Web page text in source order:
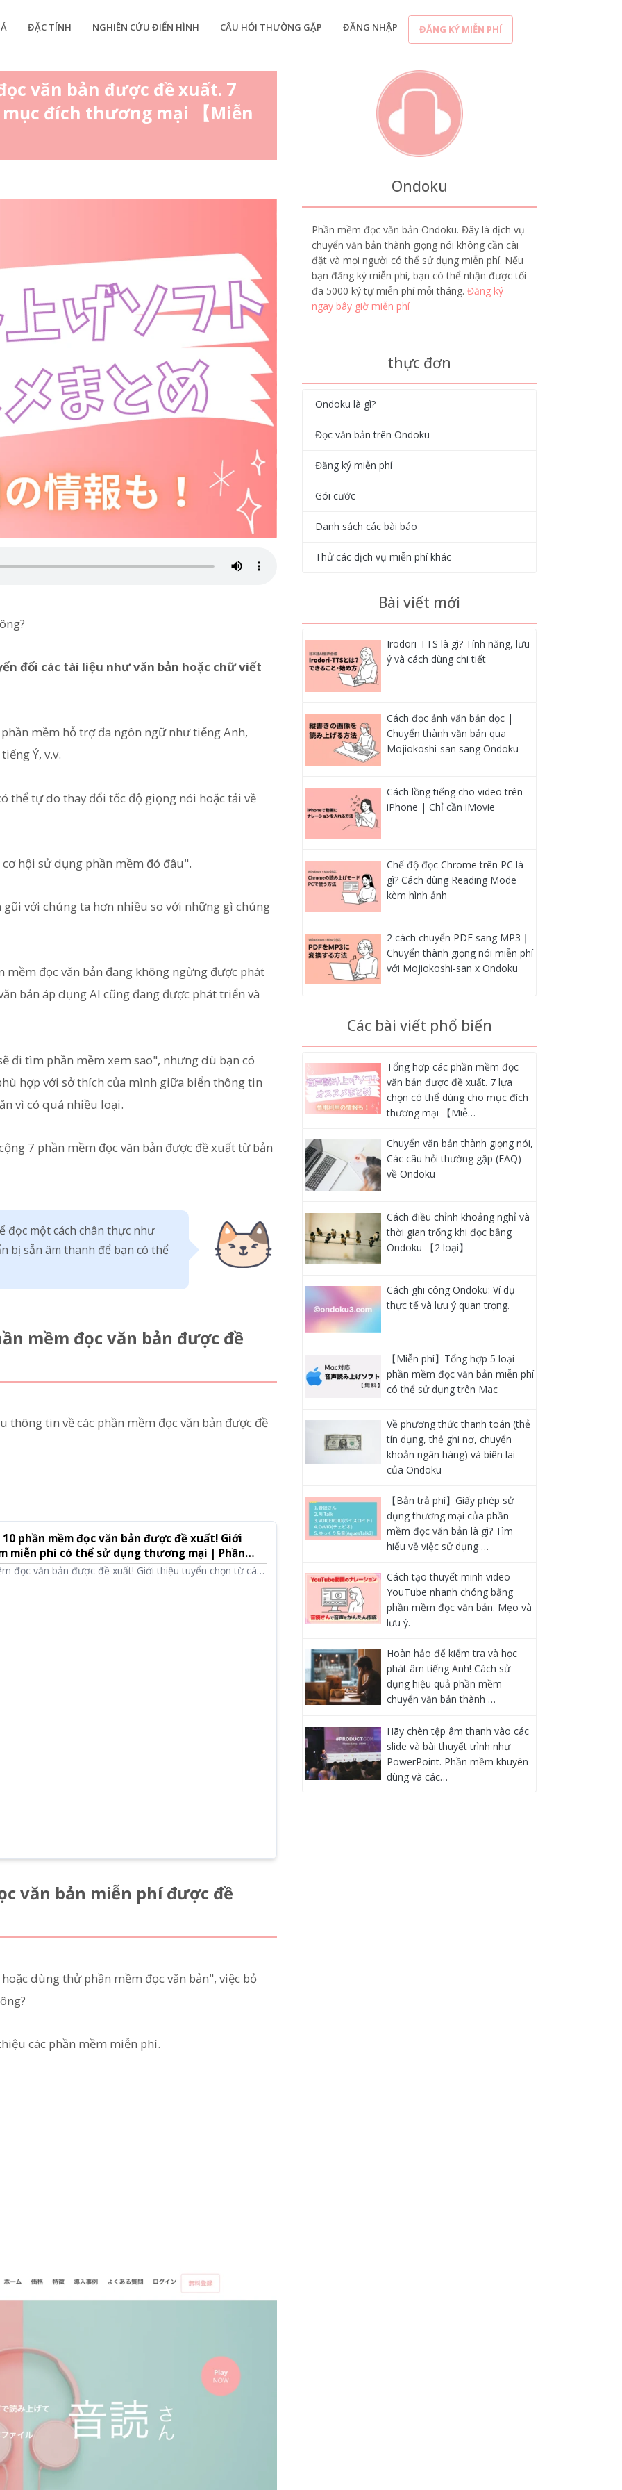
ĐẶC TÍNH NGHIÊN CỨU ĐIỂN HÌNH CÂU HỎI THƯỜNG GẶP ĐĂNG NHẬP ĐĂNG KÝ MIỄN PHÍ
văn bản được đề xuất. 7
đích thương mại 【Miễn
đổi các tài liệu như văn bản hoặc chữ viết
mềm hỗ trợ đa ngôn ngữ như tiếng Anh,
Ý, v.v.
thể tự do thay đổi tốc độ giọng nói hoặc tải về
hội sử dụng phần mềm đó đâu".
với chúng ta hơn nhiều so với những gì chúng
đọc văn bản đang không ngừng được phát
bản áp dụng AI cũng đang được phát triển và
đi tìm phần mềm xem sao", nhưng dù bạn có
hợp với sở thích của mình giữa biển thông tin
vì có quá nhiều loại.
7 phần mềm đọc văn bản được đề xuất từ bản
đọc một cách chân thực như
bị sẵn âm thanh để bạn có thể
mềm đọc văn bản được đề
tin về các phần mềm đọc văn bản được đề
10 phần mềm đọc văn bản được đề xuất! Giới
miễn phí có thể sử dụng thương mại | Phần
đọc văn bản được đề xuất! Giới thiệu tuyển chọn từ các
văn bản miễn phí được đề
dùng thử phần mềm đọc văn bản", việc bỏ
các phần mềm miễn phí.
Ondoku
Phần mềm đọc văn bản Ondoku. Đây là dịch vụ
chuyển văn bản thành giọng nói không cần cài
đặt và mọi người có thể sử dụng miễn phí. Nếu
bạn đăng ký miễn phí, bạn có thể nhận được tối
đa 5000 ký tự miễn phí mỗi tháng. Đăng ký
ngay bây giờ miễn phí
thực đơn
Ondoku là gì?
Đọc văn bản trên Ondoku
Đăng ký miễn phí
Gói cước
Danh sách các bài báo
Thử các dịch vụ miễn phí khác
Bài viết mới
Irodori-TTS là gì? Tính năng, lưu
ý và cách dùng chi tiết
Cách đọc ảnh văn bản dọc |
Chuyển thành văn bản qua
Mojiokoshi-san sang Ondoku
Cách lồng tiếng cho video trên
iPhone | Chỉ cần iMovie
Chế độ đọc Chrome trên PC là
gì? Cách dùng Reading Mode
kèm hình ảnh
2 cách chuyển PDF sang MP3｜
Chuyển thành giọng nói miễn phí
với Mojiokoshi-san x Ondoku
Các bài viết phổ biến
Tổng hợp các phần mềm đọc
văn bản được đề xuất. 7 lựa
chọn có thể dùng cho mục đích
thương mại 【Miễ…
Chuyển văn bản thành giọng nói,
Các câu hỏi thường gặp (FAQ)
về Ondoku
Cách điều chỉnh khoảng nghỉ và
thời gian trống khi đọc bằng
Ondoku 【2 loại】
Cách ghi công Ondoku: Ví dụ
thực tế và lưu ý quan trọng.
【Miễn phí】Tổng hợp 5 loại
phần mềm đọc văn bản miễn phí
có thể sử dụng trên Mac
Về phương thức thanh toán (thẻ
tín dụng, thẻ ghi nợ, chuyển
khoản ngân hàng) và biên lai
của Ondoku
【Bản trả phí】Giấy phép sử
dụng thương mại của phần
mềm đọc văn bản là gì? Tìm
hiểu về việc sử dụng …
Cách tạo thuyết minh video
YouTube nhanh chóng bằng
phần mềm đọc văn bản. Mẹo và
lưu ý.
Hoàn hảo để kiểm tra và học
phát âm tiếng Anh! Cách sử
dụng hiệu quả phần mềm
chuyển văn bản thành …
Hãy chèn tệp âm thanh vào các
slide và bài thuyết trình như
PowerPoint. Phần mềm khuyên
dùng và các…